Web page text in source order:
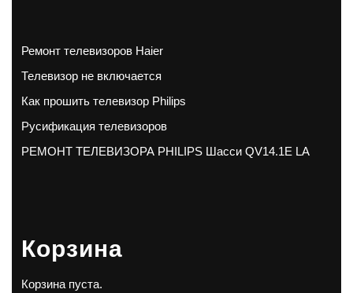
Ремонт телевизоров Haier
Телевизор не включается
Как прошить телевизор Philips
Русификация телевизоров
РЕМОНТ ТЕЛЕВИЗОРА PHILIPS Шасси QV14.1E LA
Корзина
Корзина пуста.